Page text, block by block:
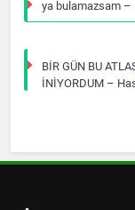
ya bulamazsam –
BİR GÜN BU
İNİYORDUM –